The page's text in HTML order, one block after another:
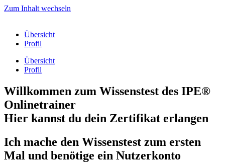
Zum Inhalt wechseln
Übersicht
Profil
Übersicht
Profil
Willkommen zum Wissenstest des IPE®
Onlinetrainer
Hier kannst du dein Zertifikat erlangen
Ich mache den Wissenstest zum ersten
Mal und benötige ein Nutzerkonto